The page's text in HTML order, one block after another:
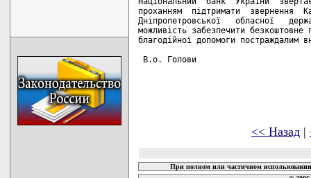
проханням  підтримати  звернення
Дніпропетровської   обласної
можливість забезпечити
благодійної допомоги постраждалим
В.о. Голови
<< Назад |
При полном или частичном